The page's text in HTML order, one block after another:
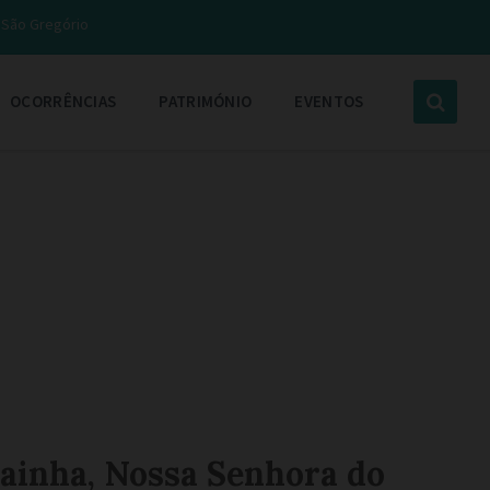
Gregório
OCORRÊNCIAS PATRIMÓNIO EVENTOS